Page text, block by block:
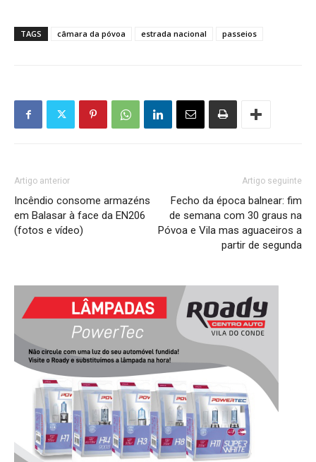
TAGS câmara da póvoa estrada nacional passeios
Artigo anterior
Incêndio consome armazéns
em Balasar à face da EN206
(fotos e vídeo)
Artigo seguinte
Fecho da época balnear: fim
de semana com 30 graus na
Póvoa e Vila mas aguaceiros a
partir de segunda